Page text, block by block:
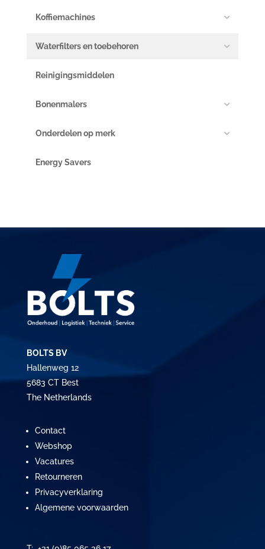
Koffiemachines
Waterfilters en toebehoren
Reinigingsmiddelen
Bonenmalers
Onderdelen op merk
Energy Savers
BOLTS BV
Hallenweg 12
5683 CT Best
The Netherlands
Contact
Webshop
Vacatures
Retourneren
Privacyverklaring
Algemene voorwaarden